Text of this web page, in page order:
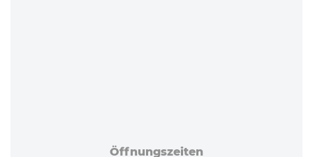
Öff­nungs­zei­ten